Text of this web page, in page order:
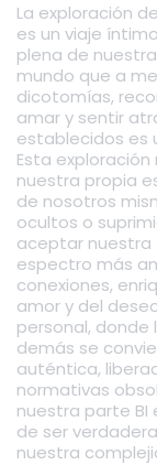
La exploración
es un viaje
plena de
mundo que a
dicotomías,
amar y sentir
establecidos es
Esta
nuestra propia
de nosotros
ocultos o
aceptar nuestra
espectro más
conexiones,
amor y del
personal, donde
demás se
auténtica,
normativas
nuestra parte BI
de ser
nuestra